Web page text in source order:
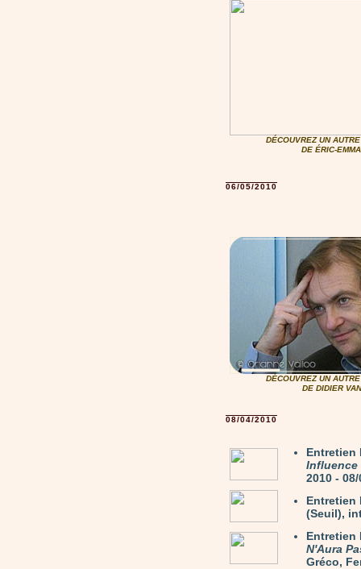
DÉCOUVREZ UN
DE ÉRIC-
06/05/2010
DÉCOUVREZ UN
DE DIDIER
08/04/2010
Entretien
Influence
2010 -
Entretien
(Seuil),
Entretien
N'Aura
Gréco,